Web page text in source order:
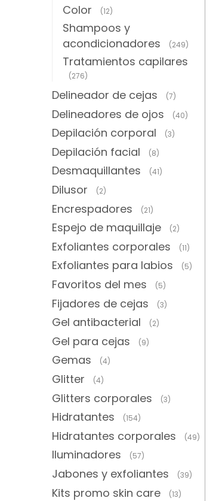
Color (12)
Shampoos y
acondicionadores
(249)
Tratamientos capilares
(276)
Delineador de cejas (7)
Delineadores de ojos (40)
Depilación corporal (3)
Depilación facial (8)
Desmaquillantes (41)
Dilusor (2)
Encrespadores (21)
Espejo de maquillaje (2)
Exfoliantes corporales (11)
Exfoliantes para labios (5)
Favoritos del mes (5)
Fijadores de cejas (3)
Gel antibacterial (2)
Gel para cejas (9)
Gemas (4)
Glitter (4)
Glitters corporales (3)
Hidratantes (154)
Hidratantes corporales (49)
Iluminadores (57)
Jabones y exfoliantes (39)
Kits promo skin care (13)